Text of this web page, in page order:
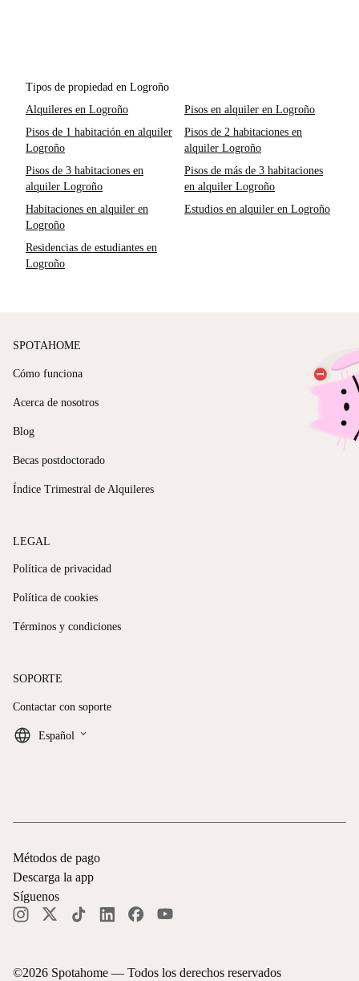
Tipos de propiedad en Logroño
Alquileres en Logroño
Pisos en alquiler en Logroño
Pisos de 1 habitación en alquiler
Logroño
Pisos de 2 habitaciones en
alquiler Logroño
Pisos de 3 habitaciones en
alquiler Logroño
Pisos de más de 3 habitaciones
en alquiler Logroño
Habitaciones en alquiler en
Logroño
Estudios en alquiler en Logroño
Residencias de estudiantes en
Logroño
SPOTAHOME
Cómo funciona
Acerca de nosotros
Blog
Becas postdoctorado
Índice Trimestral de Alquileres
LEGAL
Política de privacidad
Política de cookies
Términos y condiciones
SOPORTE
Contactar con soporte
Español keyboard_arrow_down
©2026 Spotahome — Todos los derechos reservados
Métodos de pago
Descarga la app
Síguenos